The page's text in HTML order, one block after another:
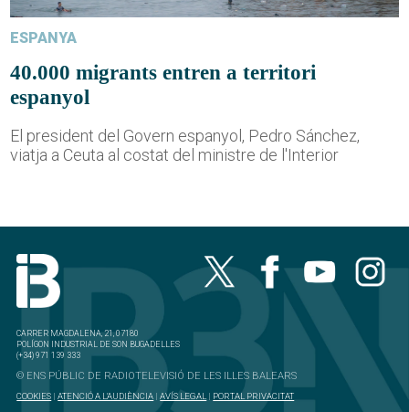
ESPANYA
40.000 migrants entren a territori
espanyol
El president del Govern espanyol, Pedro Sánchez,
viatja a Ceuta al costat del ministre de l'Interior
CARRER MAGDALENA, 21, 07180
POLÍGON INDUSTRIAL DE SON BUGADELLES
(+34) 971 139 333
© ENS PÚBLIC DE RADIOTELEVISIÓ DE LES ILLES BALEARS
COOKIES |ATENCIÓ A L'AUDIÈNCIA |AVÍS LEGAL | PORTAL PRIVACITAT